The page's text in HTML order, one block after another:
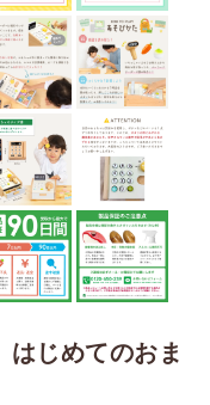
はじめてのおま